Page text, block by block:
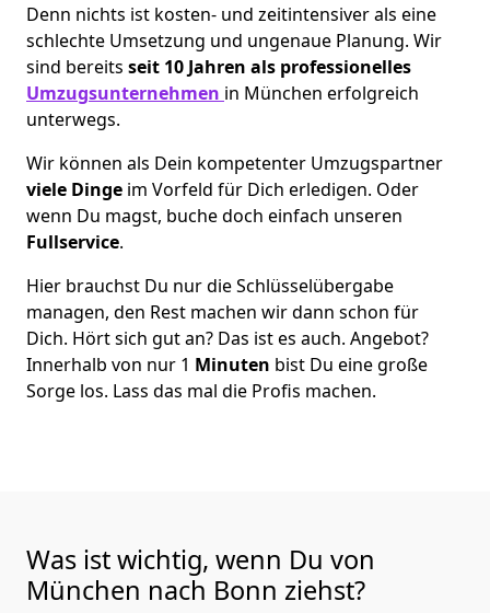
Denn nichts ist kosten- und zeitintensiver als eine
schlechte Umsetzung und ungenaue Planung. Wir
sind bereits seit 10 Jahren als professionelles
Umzugsunternehmen in München erfolgreich
unterwegs.
Wir können als Dein kompetenter Umzugspartner
viele Dinge im Vorfeld für Dich erledigen. Oder
wenn Du magst, buche doch einfach unseren
Fullservice.
Hier brauchst Du nur die Schlüsselübergabe
managen, den Rest machen wir dann schon für
Dich. Hört sich gut an? Das ist es auch. Angebot?
Innerhalb von nur 1 Minuten bist Du eine große
Sorge los. Lass das mal die Profis machen.
Was ist wichtig, wenn Du von
München nach Bonn ziehst?